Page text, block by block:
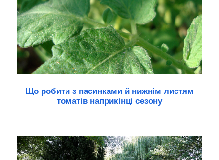
Що робити з пасинками й нижнім листям
томатів наприкінці сезону